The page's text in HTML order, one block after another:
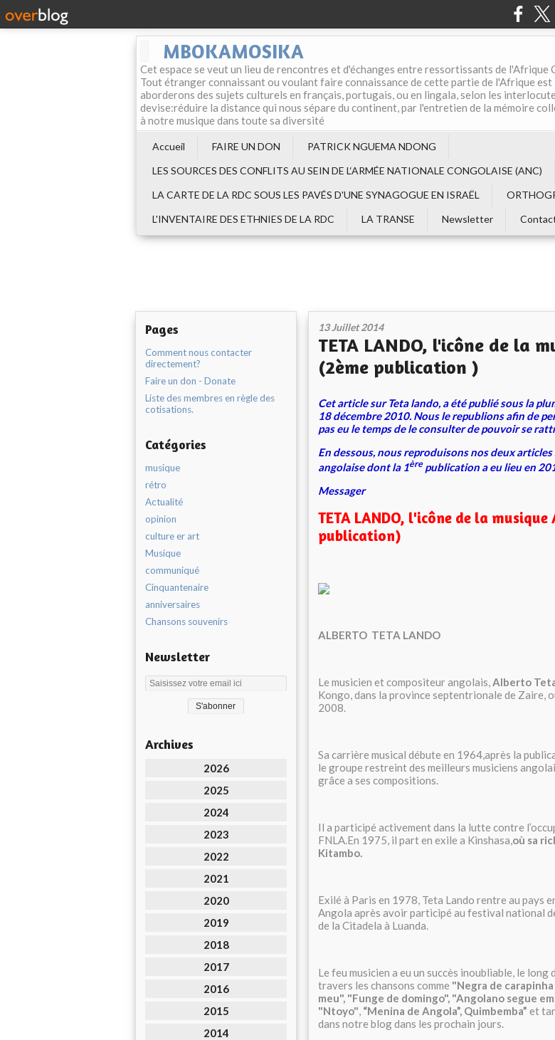
MBOKAMOSIKA
Cet espace se veut un lieu de rencontres et d'échanges entre ressortissants de l'Afrique
Tout étranger connaissant ou voulant faire connaissance de cette partie de l'Afrique est
aborderons des sujets culturels en français, portugais, ou en lingala, selon les
devise:réduire la distance qui nous sépare du continent, par l'entretien de la mémoire
à notre musique dans toute sa diversité
Accueil FAIRE UN DON
PATRICK NGUEMA NDONG
LES SOURCES DES CONFLITS AU SEIN DE L‘ARMÉE NATIONALE CONGOLAISE (ANC)
LA CARTE DE LA RDC SOUS LES PAVÉS D'UNE SYNAGOGUE EN ISRAËL
L'INVENTAIRE DES ETHNIES DE LA RDC
LA TRANSE Newsletter
Pages
Comment nous contacter
directement?
Faire un don - Donate
Liste des membres en règle des
cotisations.
Catégories
musique
rétro
Actualité
opinion
culture er art
Musique
communiqué
Cinquantenaire
anniversaires
Chansons souvenirs
Newsletter
Archives
2026
2025
2024
2023
2022
2021
2020
2019
2018
2017
2016
2015
2014
13 Juillet 2014
TETA LANDO, l'icône de la
(2ème publication )
Cet article sur Teta lando, a été publié sous la
18 décembre 2010. Nous le republions afin de
pas eu le temps de le consulter de pouvoir se
En dessous, nous reproduisons nos deux
angolaise dont la 1èrepublication a eu lieu en
Messager
TETA LANDO, l'icône de la musique
publication)
ALBERTO TETA LANDO
Le musicien et compositeur angolais,Alberto
Kongo, dans la province septentrionale de Zaire,
2008.
Sa carrière musical débute en 1964,après la
le groupe restreint des meilleurs musiciens
grâce a ses compositions.
Il a participé activement dans la lutte contre
FNLA.En 1975, il part en exile a Kinshasa,où sa
Kitambo.
Exilé à Paris en 1978, Teta Lando rentre au pays
Angola après avoir participé au festival national
de la Citadela à Luanda.
Le feu musicien a eu un succès inoubliable, le long
travers les chansons comme "Negra de
meu", "Funge de domingo", "Angolano segue
"Ntoyo", “Menina de Angola”, Quimbemba” et
dans notre blog dans les prochain jours.